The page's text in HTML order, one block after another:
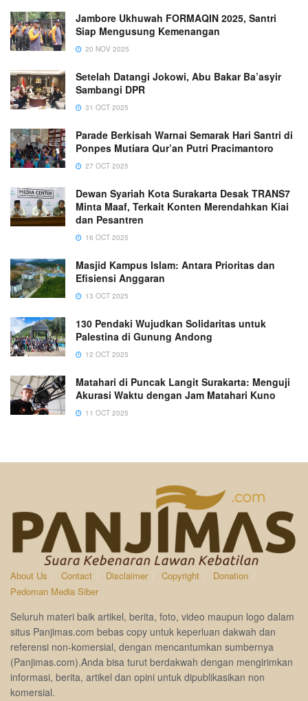
Jambore Ukhuwah FORMAQIN 2025, Santri
Siap Mengusung Kemenangan
20 NOV 2025
Setelah Datangi Jokowi, Abu Bakar Ba’asyir
Sambangi DPR
31 OCT 2025
Parade Berkisah Warnai Semarak Hari Santri di
Ponpes Mutiara Qur’an Putri Pracimantoro
27 OCT 2025
Dewan Syariah Kota Surakarta Desak TRANS7
Minta Maaf, Terkait Konten Merendahkan Kiai
dan Pesantren
16 OCT 2025
Masjid Kampus Islam: Antara Prioritas dan
Efisiensi Anggaran
13 OCT 2025
130 Pendaki Wujudkan Solidaritas untuk
Palestina di Gunung Andong
12 OCT 2025
Matahari di Puncak Langit Surakarta: Menguji
Akurasi Waktu dengan Jam Matahari Kuno
11 OCT 2025
About Us Contact Disclaimer Copyright
Donation
Pedoman Media Siber
Seluruh materi baik artikel, berita, foto, video maupun logo dalam
situs Panjimas.com bebas copy untuk keperluan dakwah dan
referensi non-komersial, dengan mencantumkan sumbernya
(Panjimas.com).Anda bisa turut berdakwah dengan mengirimkan
informasi, berita, artikel dan opini untuk dipublikasikan non
komersial.